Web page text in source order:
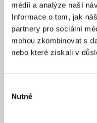
médií a analýze naší
Informace o tom, jak
partnery pro sociální
mohou zkombinovat s
nebo které získali v
souhlasu
Nutné